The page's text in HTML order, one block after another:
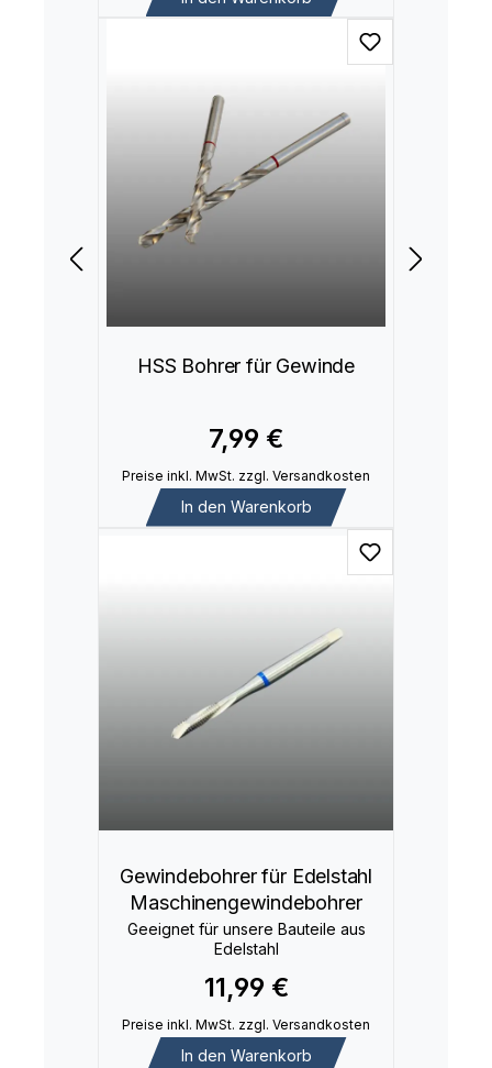
HSS Bohrer für Gewinde
7,99 €
Preise inkl. MwSt. zzgl. Versandkosten
In den Warenkorb
Gewindebohrer für Edelstahl
Maschinengewindebohrer
Geeignet für unsere Bauteile aus
Edelstahl
11,99 €
Preise inkl. MwSt. zzgl. Versandkosten
In den Warenkorb